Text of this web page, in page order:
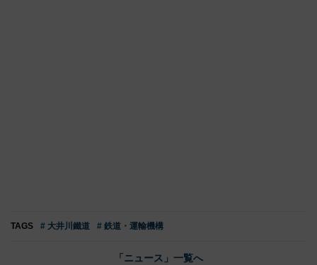
TAGS # 大井川鐵道 # 鉄道・運輸機構
「ニュース」一覧へ